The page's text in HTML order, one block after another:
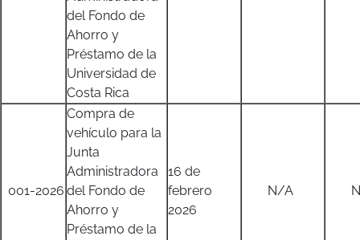
del Fondo de
Ahorro y
Préstamo de la
Universidad de
Costa Rica
001-2026
Compra de
vehículo para la
Junta
Administradora
del Fondo de
Ahorro y
Préstamo de la
16 de
febrero
2026
N/A